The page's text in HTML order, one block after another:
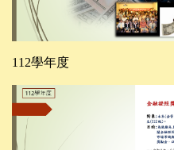
112學年度